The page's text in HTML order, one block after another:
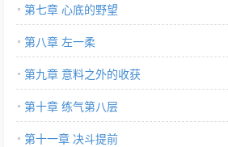
第七章 心底的野望
第八章 左一柔
第九章 意料之外的收获
第十章 练气第八层
第十一章 决斗提前